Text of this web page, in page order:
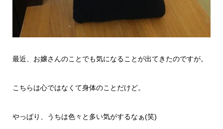
最近、お嬢さんのことでも気になることが出てきたのですが。
こちらは心ではなくて身体のことだけど。
やっぱり、うちは色々と多い気がするなぁ(笑)